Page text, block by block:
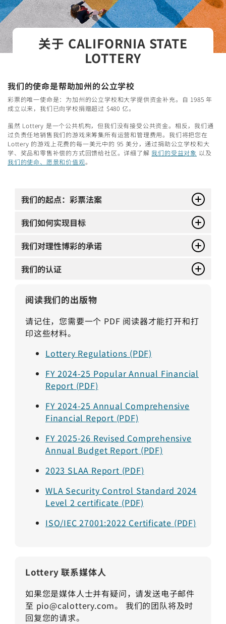
关于 CALIFORNIA STATE
LOTTERY
我们的使命是帮助加州的公立学校
彩票的唯一使命是：为加州的公立学校和大学提供资金补充。自 1985 年
成立以来，我们已向学校捐赠超过 $480 亿。
虽然 Lottery 是一个公共机构，但我们没有接受公共资金。相反，我们通
过负责任地销售我们的游戏来筹集所有运营和管理费用。我们将把您在
Lottery 的游戏上花费的每一美元中的 95 美分，通过捐助公立学校和大
学、奖品和零售补偿的方式回馈给社区。详细了解我们的受益对象 以及
我们的使命、愿景和价值观。
我们的起点：彩票法案
我们如何实现目标
我们对理性博彩的承诺
我们的认证
阅读我们的出版物
请记住，您需要一个 PDF 阅读器才能打开和打
印这些材料。
Lottery Regulations (PDF)
FY 2024-25 Popular Annual Financial
Report (PDF)
FY 2024-25 Annual Comprehensive
Financial Report (PDF)
FY 2025-26 Revised Comprehensive
Annual Budget Report (PDF)
2023 SLAA Report (PDF)
WLA Security Control Standard 2024
Level 2 certificate (PDF)
ISO/IEC 27001:2022 Certificate (PDF)
Lottery 联系媒体人
如果您是媒体人士并有疑问，请发送电子邮件
至 pio@calottery.com。 我们的团队将及时
回复您的请求。